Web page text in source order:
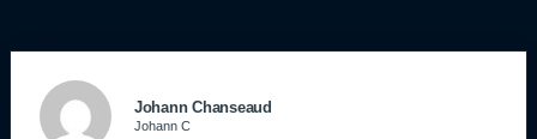
Johann Chanseaud
Johann C